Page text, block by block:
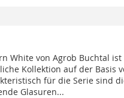
White von Agrob Buchtal
Kollektion auf der Basis
für die Serie sind
Glasuren...